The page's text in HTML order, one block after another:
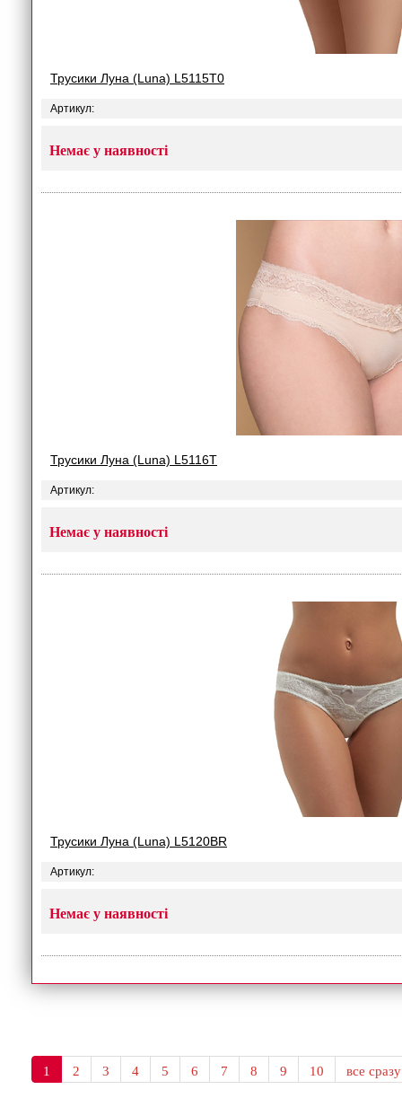
Трусики Луна (Luna) L5115T0
Артикул:
Немає у наявності
Трусики Луна (Luna) L5116T
Артикул:
Немає у наявності
Трусики Луна (Luna) L5120BR
Артикул:
Немає у наявності
1 2 3 4 5 6 7 8 9 10 все сразу